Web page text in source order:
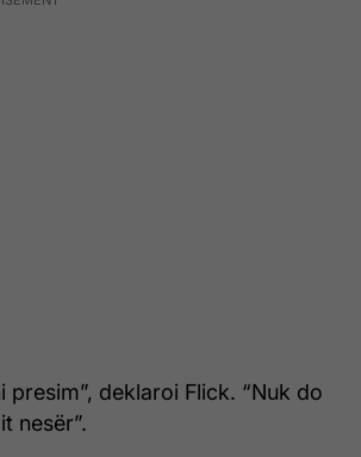
deklaroi Flick. “Nuk do
nesër”.